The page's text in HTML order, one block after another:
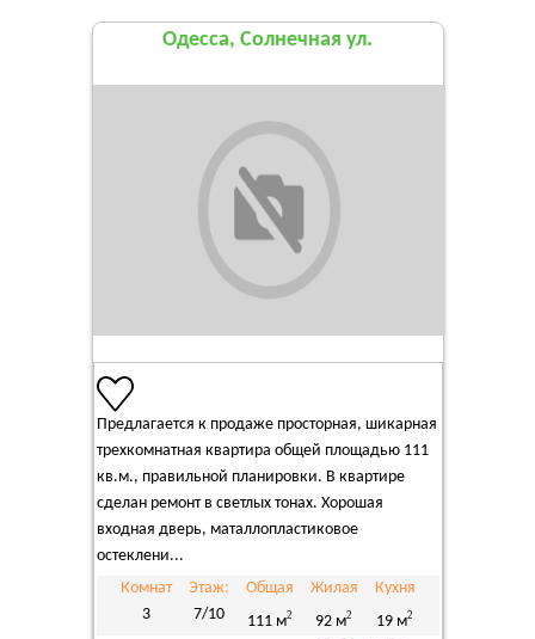
Одесса, Солнечная ул.
Предлагается к продаже просторная, шикарная
трехкомнатная квартира общей площадью 111
кв.м., правильной планировки. В квартире
сделан ремонт в светлых тонах. Хорошая
входная дверь, маталлопластиковое
остеклени...
Комнат
3
Этаж:
7/10
Общая
111 м2
Жилая
92 м2
Кухня
19 м2